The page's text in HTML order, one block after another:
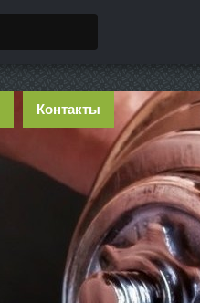
Контакты